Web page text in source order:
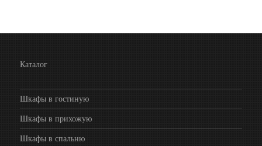
Каталог
Шкафы в гостиную
Шкафы в прихожую
Шкафы в спальню